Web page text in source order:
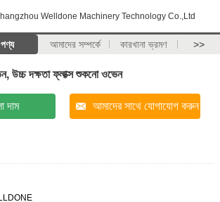
Welldone Machinery Technology Co.,Ltd
পণ্য আমাদের সম্পর্কে কারখানা ভ্রমণ >>
উচ্চ দক্ষতা ফ্লাক্স শুকনো ওভেন
দাম আমাদের সাথে যোগাযোগ করুন